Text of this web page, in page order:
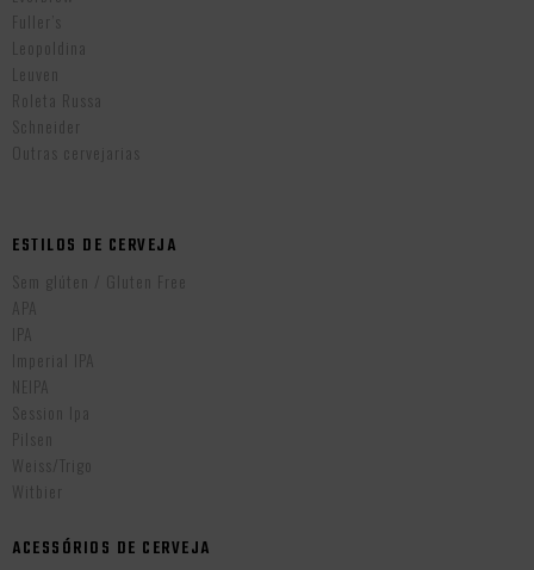
Fuller’s
Leopoldina
Leuven
Roleta Russa
Schneider
Outras cervejarias
ESTILOS DE CERVEJA
Sem glúten / Gluten Free
APA
IPA
Imperial IPA
NEIPA
Session Ipa
Pilsen
Weiss/Trigo
Witbier
ACESSÓRIOS DE CERVEJA